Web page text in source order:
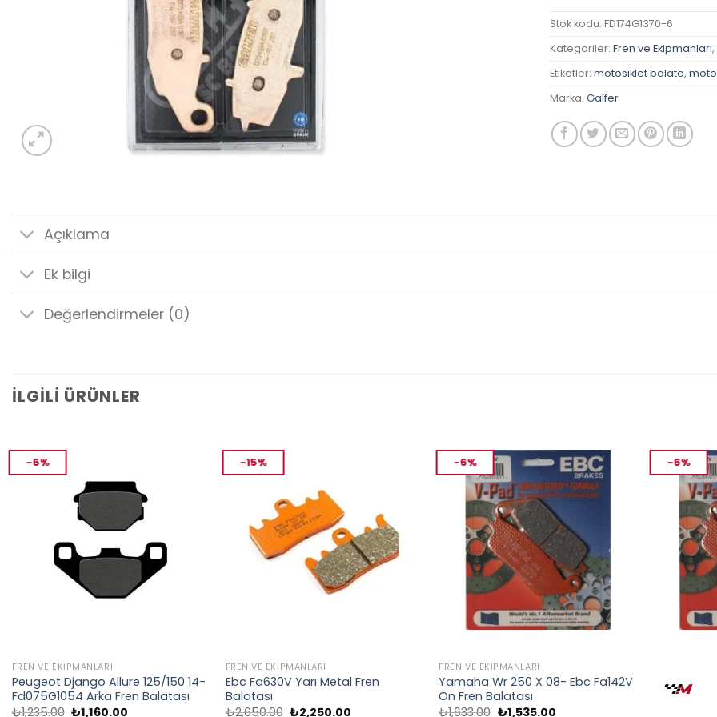
Stok kodu: FD174G1370-6
Kategoriler: Fren ve Ekipmanları,
Etiketler: motosiklet balata,
Marka: Galfer
Açıklama
Ek bilgi
Değerlendirmeler (0)
İLGILI ÜRÜNLER
-6%
FREN VE EKIPMANLARI
Peugeot Django Allure 125/150 14-
Fd075G1054 Arka Fren Balatası
₺1,235.00 Orijinal
₺1,160.00
-15%
FREN VE EKIPMANLARI
Ebc Fa630V Yarı Metal Fren
Balatası
₺2,650.00 Orijinal
₺2,250.00Şu
-6%
FREN VE EKIPMANLARI
Yamaha Wr 250 X 08- Ebc Fa142V
Ön Fren Balatası
₺1,633.00 Orijinal
₺1,535.00Şu
-6%
Honda Vt
Ebc